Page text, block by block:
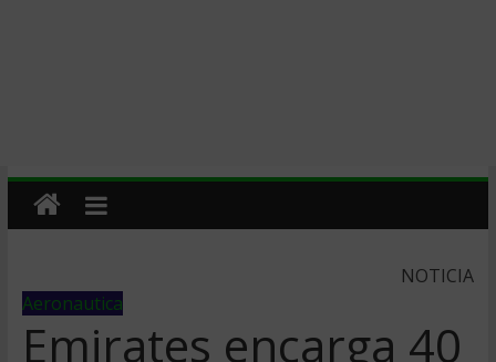
NOTICIA
Aeronautica
Emirates encarga 40